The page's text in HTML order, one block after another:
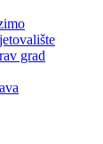
grad